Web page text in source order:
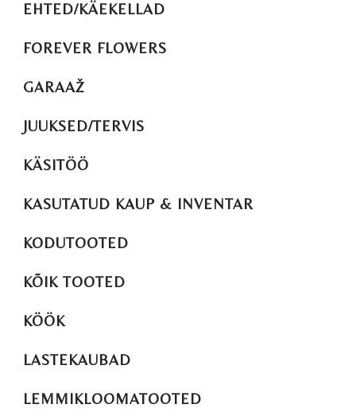
EHTED/KÄEKELLAD
FOREVER FLOWERS
GARAAŽ
JUUKSED/TERVIS
KÄSITÖÖ
KASUTATUD KAUP & INVENTAR
KODUTOOTED
KÕIK TOOTED
KÖÖK
LASTEKAUBAD
LEMMIKLOOMATOOTED